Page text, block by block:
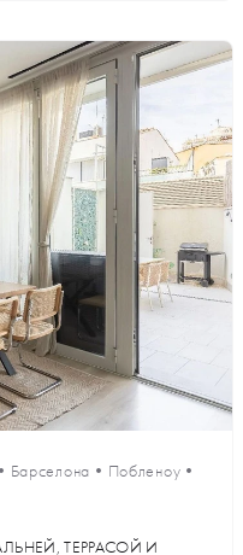
• Барселона • Побленоу •
ТЕРРАСОЙ И